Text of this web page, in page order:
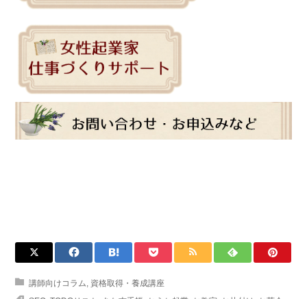
講師向けコラム, 資格取得・養成講座